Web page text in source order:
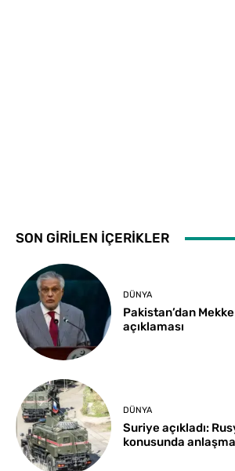
SON GİRİLEN İÇERİKLER
DÜNYA
Pakistan’dan
açıklaması
DÜNYA
Suriye açıkladı:
konusunda